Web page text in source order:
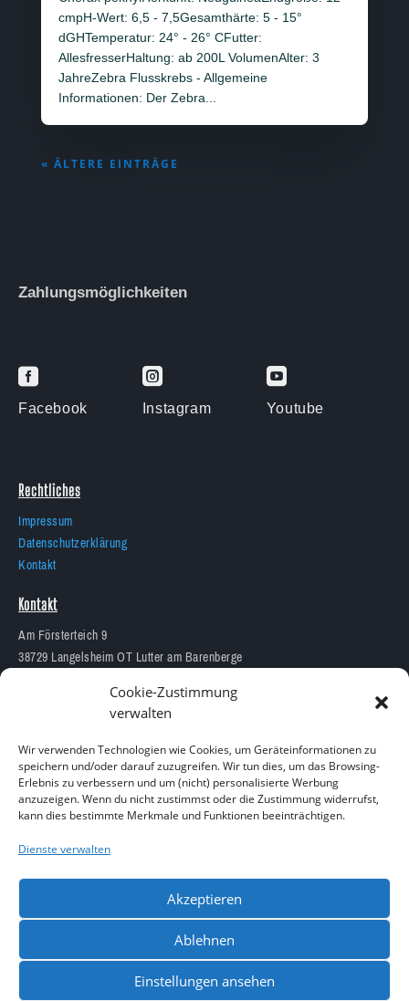
Cookie-Zustimmung
verwalten
Wir verwenden Technologien wie Cookies, um Geräteinformationen zu
speichern und/oder darauf zuzugreifen. Wir tun dies, um das Browsing-
Erlebnis zu verbessern und um (nicht) personalisierte Werbung
anzuzeigen. Wenn du nicht zustimmst oder die Zustimmung widerrufst,
kann dies bestimmte Merkmale und Funktionen beeinträchtigen.
Dienste verwalten
Akzeptieren
Ablehnen
Einstellungen ansehen
cmpH-Wert: 6,5 - 7,5Gesamthärte: 5 - 15°
dGHTemperatur: 24° - 26° CFutter:
AllesfresserHaltung: ab 200L VolumenAlter: 3
JahreZebra Flusskrebs - Allgemeine
Informationen: Der Zebra...
« ÄLTERE EINTRÄGE
Zahlungsmöglichkeiten

Facebook

Instagram

Youtube
Rechtliches
Impressum
Datenschutzerklärung
Kontakt
Kontakt
Am Försterteich 9
38729 Langelsheim OT Lutter am Barenberge
info@aquarium-lutter.de
Copyright 2023 – Alle Rechte vorbehalten